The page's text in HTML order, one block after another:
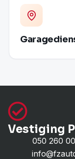
Vestiging
050 260